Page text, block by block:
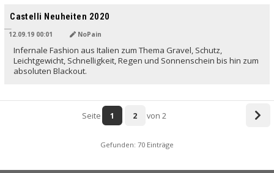
Castelli Neuheiten 2020
12.09.19 00:01 NoPain
Infernale Fashion aus Italien zum Thema Gravel, Schutz,
Leichtgewicht, Schnelligkeit, Regen und Sonnenschein bis hin zum
absoluten Blackout.
Seite 1 2 von 2
Gefunden: 70 Einträge